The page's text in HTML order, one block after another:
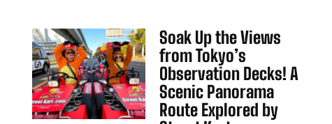
Soak Up the Views
from Tokyo’s
Observation Decks! A
Scenic Panorama
Route Explored by